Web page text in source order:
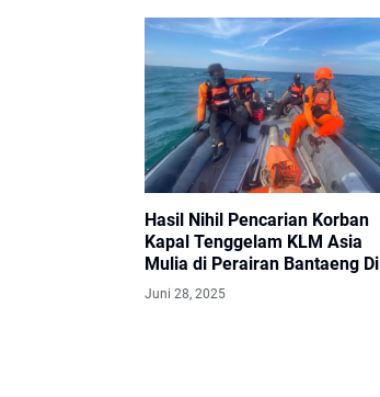
Hasil Nihil Pencarian Korban
Kapal Tenggelam KLM Asia
Mulia di Perairan Bantaeng Di
Hentikan
Juni 28, 2025